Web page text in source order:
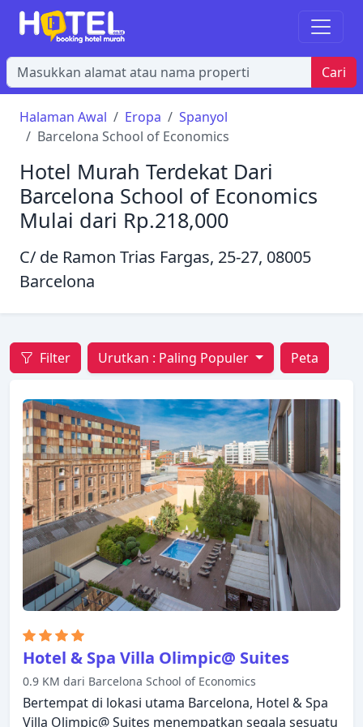
Cari
Halaman Awal Eropa
Spanyol
Barcelona School of Economics
Hotel Murah Terdekat Dari
Barcelona School of Economics
Mulai dari Rp.218,000
C/ de Ramon Trias Fargas, 25-27, 08005
Barcelona
Filter Urutkan : Paling Populer Peta
Hotel & Spa Villa Olimpic@ Suites
0.9 KM dari Barcelona School of Economics
Bertempat di lokasi utama Barcelona, Hotel & Spa
Villa Olimpic@ Suites menempatkan segala sesuatu